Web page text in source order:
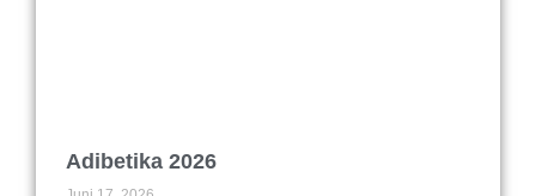
Adibetika 2026